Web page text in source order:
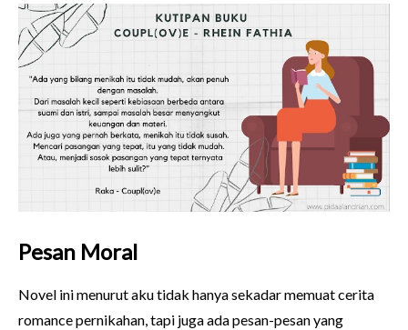
Pesan Moral
Novel ini menurut aku tidak hanya sekadar memuat cerita
romance pernikahan, tapi juga ada pesan-pesan yang